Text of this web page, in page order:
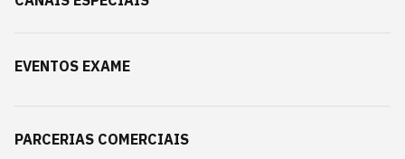
EVENTOS EXAME
PARCERIAS COMERCIAIS